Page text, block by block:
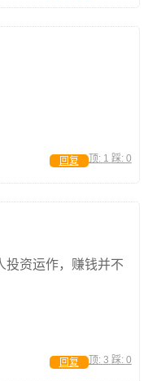
顶: 1 踩: 0
回复
投资运作，赚钱并不
顶: 3 踩: 0
回复